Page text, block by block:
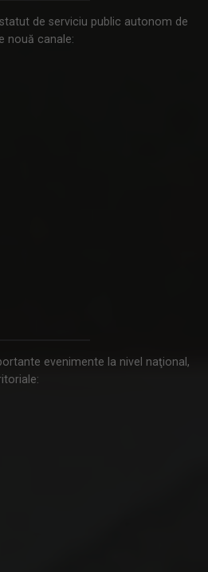
mai sălbatice ...
la public și o ...
ne aduce nu ...
Teodora ...
de serviciu public autonom de
nouă canale:
evenimente la nivel naţional,